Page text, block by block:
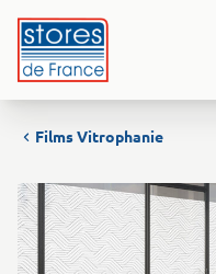
Films Vitrophanie